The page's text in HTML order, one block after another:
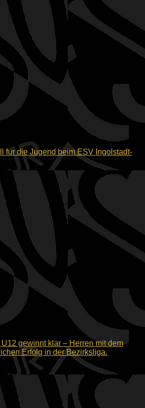
für die Jugend beim ESV Ingolstadt-
gewinnt klar – Herren mit dem
Erfolg in der Bezirksliga.